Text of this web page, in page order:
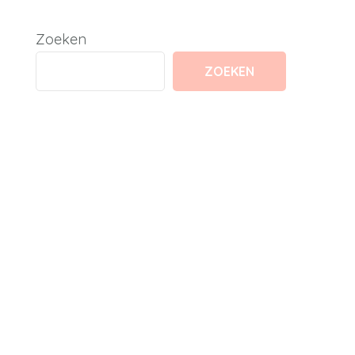
Zoeken
ZOEKEN